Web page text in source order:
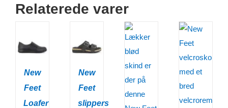
Relaterede varer
New
Feet
Loafer
New
Feet
slippers